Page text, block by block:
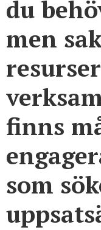
du
men
finns
som